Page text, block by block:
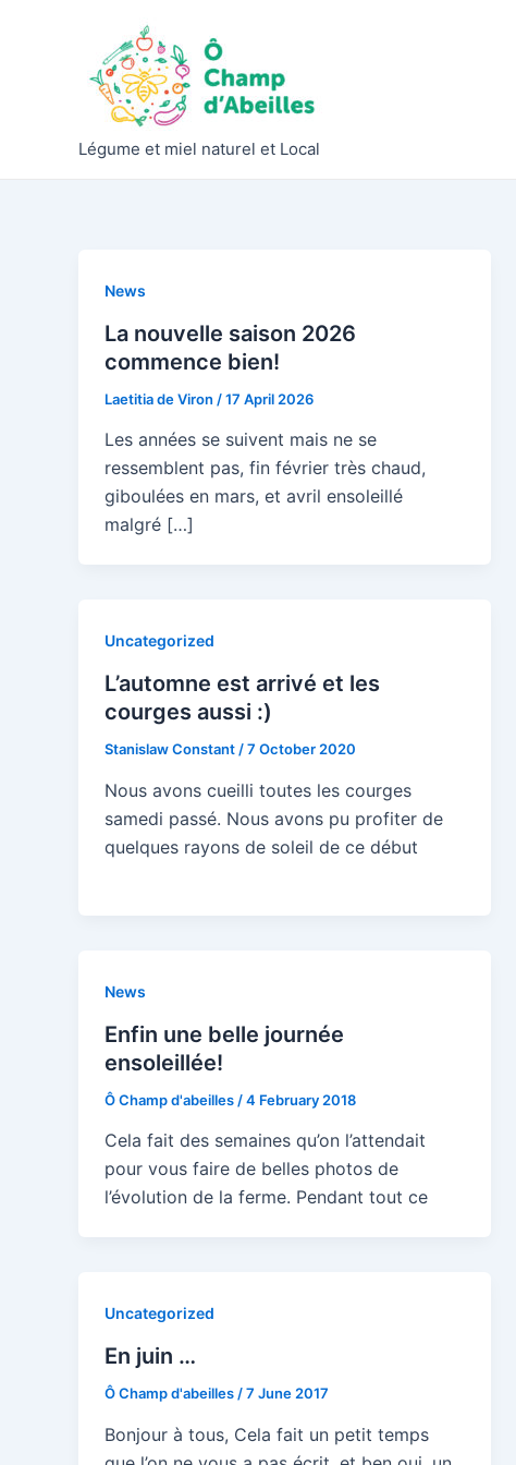
Légume et miel naturel et Local
News
La nouvelle saison 2026
commence bien!
Laetitia de Viron /17 April 2026
Les années se suivent mais ne se
ressemblent pas, fin février très chaud,
giboulées en mars, et avril ensoleillé
malgré […]
Uncategorized
L’automne est arrivé et les
courges aussi :)
Stanislaw Constant /7 October 2020
Nous avons cueilli toutes les courges
samedi passé. Nous avons pu profiter de
quelques rayons de soleil de ce début
News
Enfin une belle journée
ensoleillée!
Ô Champ d'abeilles /4 February 2018
Cela fait des semaines qu’on l’attendait
pour vous faire de belles photos de
l’évolution de la ferme. Pendant tout ce
Uncategorized
En juin …
Ô Champ d'abeilles /7 June 2017
Bonjour à tous, Cela fait un petit temps